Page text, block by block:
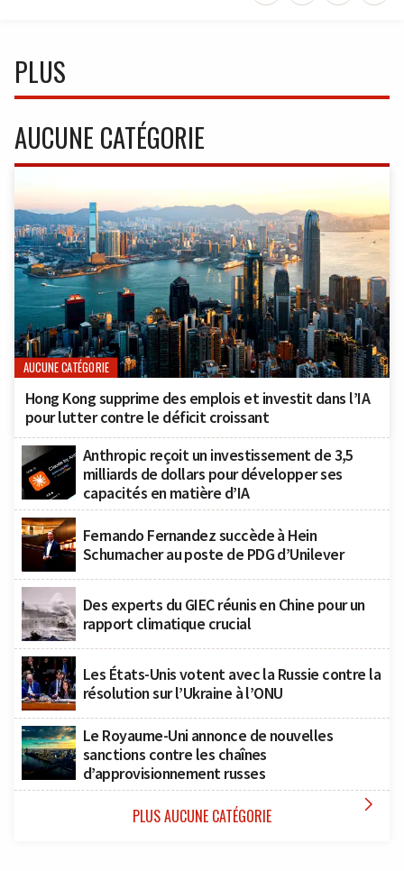
PLUS
AUCUNE CATÉGORIE
AUCUNE CATÉGORIE
Hong Kong supprime des emplois et investit dans l’IA
pour lutter contre le déficit croissant
Anthropic reçoit un investissement de 3,5
milliards de dollars pour développer ses
capacités en matière d’IA
Fernando Fernandez succède à Hein
Schumacher au poste de PDG d’Unilever
Des experts du GIEC réunis en Chine pour un
rapport climatique crucial
Les États-Unis votent avec la Russie contre la
résolution sur l’Ukraine à l’ONU
Le Royaume-Uni annonce de nouvelles
sanctions contre les chaînes
d’approvisionnement russes
PLUS AUCUNE CATÉGORIE 